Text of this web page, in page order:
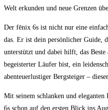
Welt erkunden und​ neue Grenzen
Der ⁤fēnix ‌6s ⁣ist nicht nur eine
das. Er ist dein persönlicher‍ Guide,
‌unterstützt und dabei hilft, ​das
begeisterter ​Läufer bist,​ ein
abenteuerlustiger Bergsteiger –
Mit seinem​ schlanken ⁤und‍
6s schon⁤ auf den ersten Blick⁣ ins